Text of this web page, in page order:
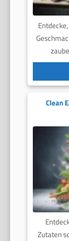
Clean
Zutaten